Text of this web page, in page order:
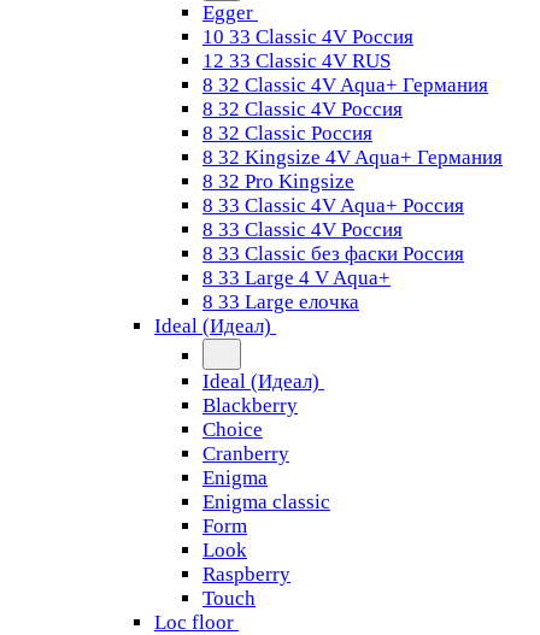
Egger
10 33 Classic 4V Россия
12 33 Classic 4V RUS
8 32 Classic 4V Aqua+ Германия
8 32 Classic 4V Россия
8 32 Classic Россия
8 32 Kingsize 4V Aqua+ Германия
8 32 Pro Kingsize
8 33 Classic 4V Aqua+ Россия
8 33 Classic 4V Россия
8 33 Classic без фаски Россия
8 33 Large 4 V Aqua+
8 33 Large елочка
Ideal (Идеал)
Ideal (Идеал)
Blackberry
Choice
Cranberry
Enigma
Enigma classic
Form
Look
Raspberry
Touch
Loc floor